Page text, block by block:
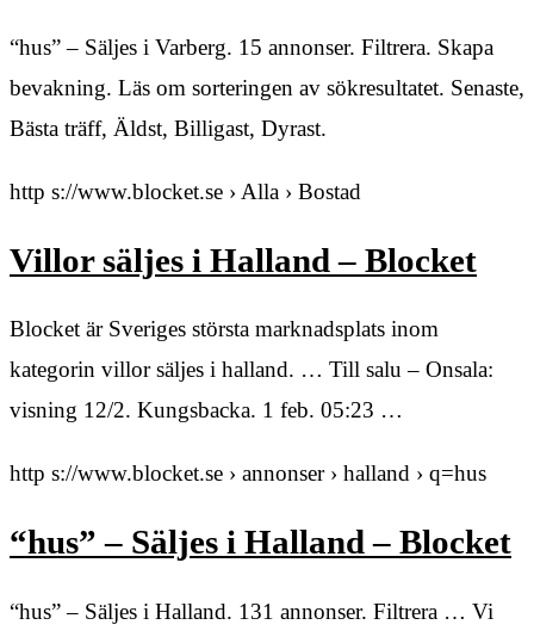
“hus” – Säljes i Varberg. 15 annonser. Filtrera. Skapa
bevakning. Läs om sorteringen av sökresultatet. Senaste,
Bästa träff, Äldst, Billigast, Dyrast.
http s://www.blocket.se › Alla › Bostad
Villor säljes i Halland – Blocket
Blocket är Sveriges största marknadsplats inom
kategorin villor säljes i halland. … Till salu – Onsala:
visning 12/2. Kungsbacka. 1 feb. 05:23 …
http s://www.blocket.se › annonser › halland › q=hus
“hus” – Säljes i Halland – Blocket
“hus” – Säljes i Halland. 131 annonser. Filtrera … Vi